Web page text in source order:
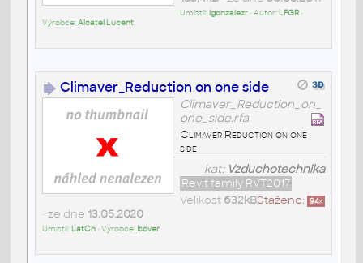
Umístil: lgonzalezr• Autor: LFGR•
Výrobce:Alcatel Lucent
Climaver_Reduction on one side
Climaver_Reduction_on_
one_side.rfa
Climaver Reduction on one
side
kat: Vzduchotechnika
Revit family RVT2017
Staženo: 94x
Velikost 632kB
• ze dne 13.05.2020
Umístil: LatCh• Výrobce: Isover